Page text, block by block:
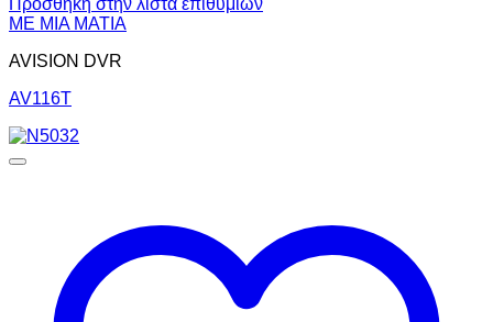
Πρόσθήκη στην λίστα επιθυμιών
ΜΕ ΜΙΑ ΜΑΤΙΑ
AVISION DVR
AV116T